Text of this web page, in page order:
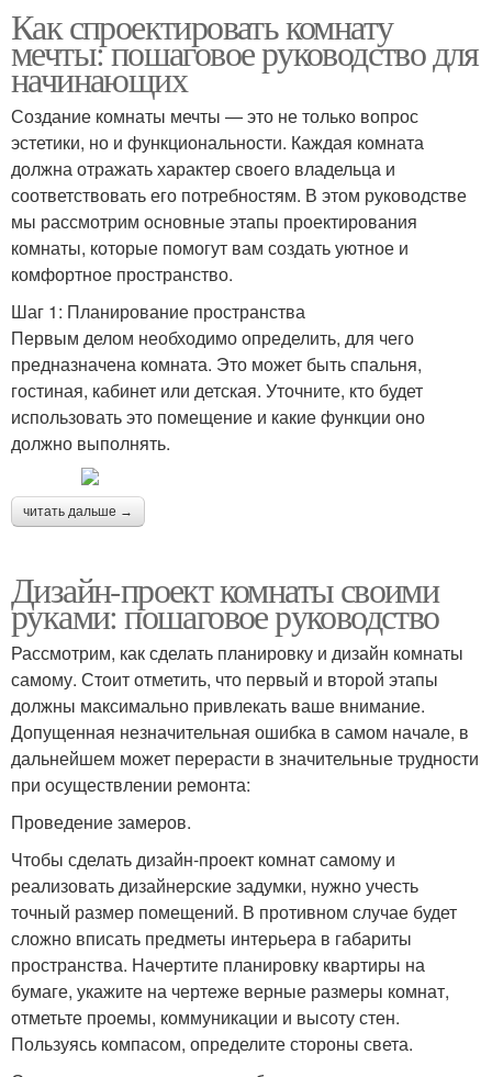
Как спроектировать комнату
мечты: пошаговое руководство для
начинающих
Создание комнаты мечты — это не только вопрос
эстетики, но и функциональности. Каждая комната
должна отражать характер своего владельца и
соответствовать его потребностям. В этом руководстве
мы рассмотрим основные этапы проектирования
комнаты, которые помогут вам создать уютное и
комфортное пространство.
Шаг 1: Планирование пространства
Первым делом необходимо определить, для чего
предназначена комната. Это может быть спальня,
гостиная, кабинет или детская. Уточните, кто будет
использовать это помещение и какие функции оно
должно выполнять.
читать дальше →
Дизайн-проект комнаты своими
руками: пошаговое руководство
Рассмотрим, как сделать планировку и дизайн комнаты
самому. Стоит отметить, что первый и второй этапы
должны максимально привлекать ваше внимание.
Допущенная незначительная ошибка в самом начале, в
дальнейшем может перерасти в значительные трудности
при осуществлении ремонта:
Проведение замеров.
Чтобы сделать дизайн-проект комнат самому и
реализовать дизайнерские задумки, нужно учесть
точный размер помещений. В противном случае будет
сложно вписать предметы интерьера в габариты
пространства. Начертите планировку квартиры на
бумаге, укажите на чертеже верные размеры комнат,
отметьте проемы, коммуникации и высоту стен.
Пользуясь компасом, определите стороны света.